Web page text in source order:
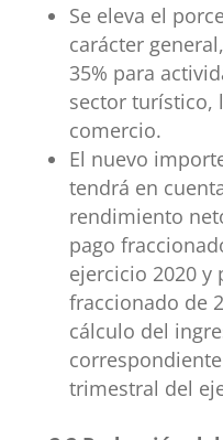
Se eleva el
carácter
35% para
sector turístico,
comercio.
El nuevo
tendrá en
rendimiento
pago
ejercicio 2020 y
fraccionado de
cálculo del
trimestral del